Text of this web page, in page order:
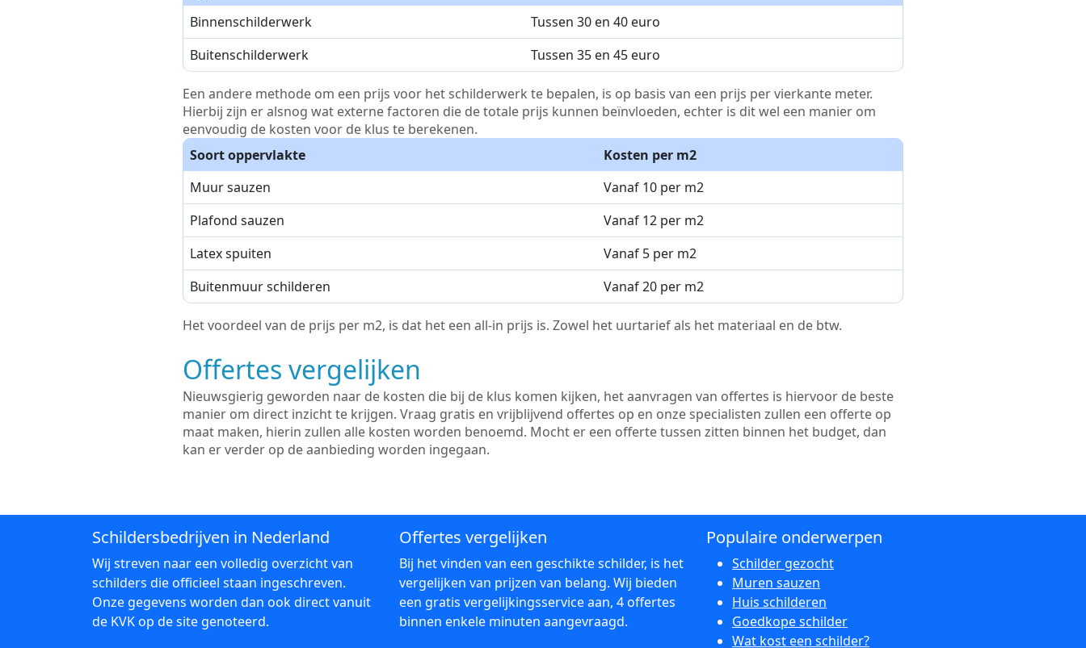
Binnenschilderwerk
Tussen 30 en 40 euro
Buitenschilderwerk
Tussen 35 en 45 euro
Een andere methode om een prijs voor het schilderwerk te bepalen, is op basis van een prijs per vierkante meter.
Hierbij zijn er alsnog wat externe factoren die de totale prijs kunnen beïnvloeden, echter is dit wel een manier om
eenvoudig de kosten voor de klus te berekenen.
Soort oppervlakte
Kosten per m2
Muur sauzen
Vanaf 10 per m2
Plafond sauzen
Vanaf 12 per m2
Latex spuiten
Vanaf 5 per m2
Buitenmuur schilderen
Vanaf 20 per m2
Het voordeel van de prijs per m2, is dat het een all-in prijs is. Zowel het uurtarief als het materiaal en de btw.
Offertes vergelijken
Nieuwsgierig geworden naar de kosten die bij de klus komen kijken, het aanvragen van offertes is hiervoor de beste
manier om direct inzicht te krijgen. Vraag gratis en vrijblijvend offertes op en onze specialisten zullen een offerte op
maat maken, hierin zullen alle kosten worden benoemd. Mocht er een offerte tussen zitten binnen het budget, dan
kan er verder op de aanbieding worden ingegaan.
Schildersbedrijven in Nederland
Wij streven naar een volledig overzicht van
schilders die officieel staan ingeschreven.
Onze gegevens worden dan ook direct vanuit
de KVK op de site genoteerd.
Offertes vergelijken
Bij het vinden van een geschikte schilder, is het
vergelijken van prijzen van belang. Wij bieden
een gratis vergelijkingsservice aan, 4 offertes
binnen enkele minuten aangevraagd.
Populaire onderwerpen
Schilder gezocht
Muren sauzen
Huis schilderen
Goedkope schilder
Wat kost een schilder?